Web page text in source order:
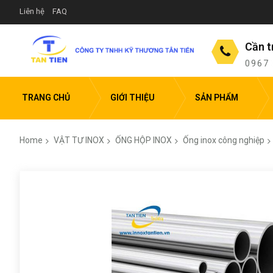
Liên hệ FAQ
Cần
0967
TRANG CHỦ GIỚI THIỆU SẢN PHẨM
Home VẬT TƯ INOX ỐNG HỘP INOX Ống inox công nghiệp